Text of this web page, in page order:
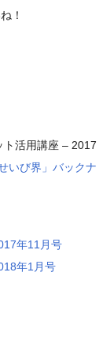
！
ト活用講座 – 2017
せいび界」バックナ
年11月号
年1月号